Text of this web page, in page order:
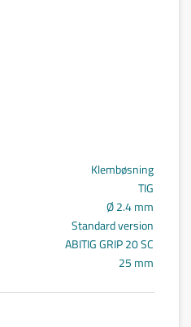
Klembøsning
TIG
Ø 2.4 mm
Standard version
ABITIG GRIP 20 SC
25 mm